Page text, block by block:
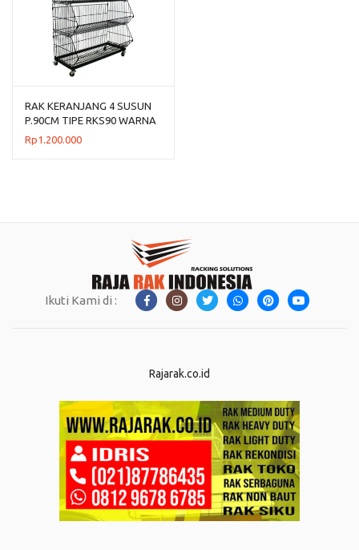
RAK KERANJANG 4 SUSUN
P.90CM TIPE RKS90 WARNA
HITAM & PUTIH
Rp1.200.000
Ikuti Kami di :
Rajarak.co.id